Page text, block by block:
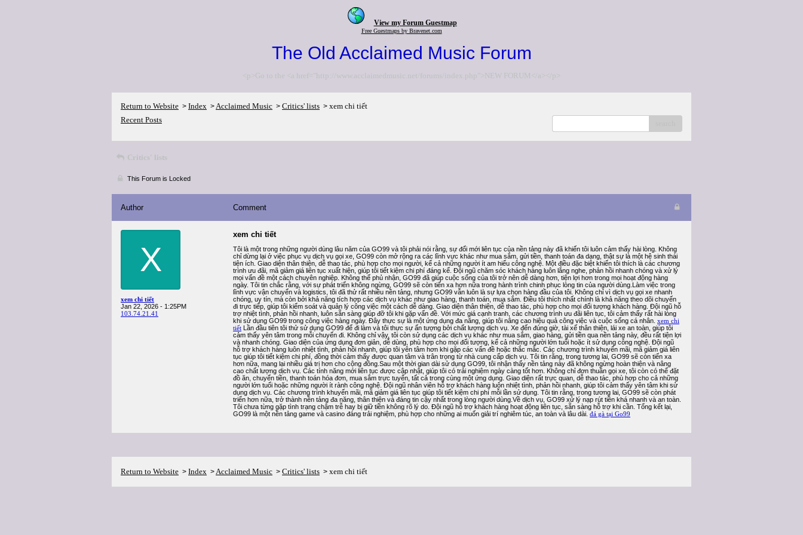
View my Forum Guestmap
Free Guestmaps by Bravenet.com
The Old Acclaimed Music Forum
<p>Go to the <a href="http://www.acclaimedmusic.net/forums/index.php">NEW FORUM</a></p>
Return to Website > Index >Acclaimed Music > Critics' lists > xem chi tiết
Recent Posts
Critics' lists
This Forum is Locked
Author Comment
X
xem chi tiết
Jan 22, 2026 - 1:25PM
103.74.21.41
xem chi tiết
Tôi là một trong những người dùng lâu năm của GO99 và tôi phải nói rằng, sự đổi mới liên tục của nền tảng này đã khiến tôi luôn cảm thấy hài lòng. Không
chỉ dừng lại ở việc phục vụ dịch vụ gọi xe, GO99 còn mở rộng ra các lĩnh vực khác như mua sắm, gửi tiền, thanh toán đa dạng, thật sự là một hệ sinh thái
tiện ích. Giao diện thân thiện, dễ thao tác, phù hợp cho mọi người, kể cả những người ít am hiểu công nghệ. Một điều đặc biệt khiến tôi thích là các chương
trình ưu đãi, mã giảm giá liên tục xuất hiện, giúp tôi tiết kiệm chi phí đáng kể. Đội ngũ chăm sóc khách hàng luôn lắng nghe, phản hồi nhanh chóng và xử lý
mọi vấn đề một cách chuyên nghiệp. Không thể phủ nhận, GO99 đã giúp cuộc sống của tôi trở nên dễ dàng hơn, tiện lợi hơn trong mọi hoạt động hàng
ngày. Tôi tin chắc rằng, với sự phát triển không ngừng, GO99 sẽ còn tiến xa hơn nữa trong hành trình chinh phục lòng tin của người dùng.Làm việc trong
lĩnh vực vận chuyển và logistics, tôi đã thử rất nhiều nền tảng, nhưng GO99 vẫn luôn là sự lựa chọn hàng đầu của tôi. Không chỉ vì dịch vụ gọi xe nhanh
chóng, uy tín, mà còn bởi khả năng tích hợp các dịch vụ khác như giao hàng, thanh toán, mua sắm. Điều tôi thích nhất chính là khả năng theo dõi chuyến
đi trực tiếp, giúp tôi kiểm soát và quản lý công việc một cách dễ dàng. Giao diện thân thiện, dễ thao tác, phù hợp cho mọi đối tượng khách hàng. Đội ngũ hỗ
trợ nhiệt tình, phản hồi nhanh, luôn sẵn sàng giúp đỡ tôi khi gặp vấn đề. Với mức giá cạnh tranh, các chương trình ưu đãi liên tục, tôi cảm thấy rất hài lòng
khi sử dụng GO99 trong công việc hàng ngày. Đây thực sự là một ứng dụng đa năng, giúp tôi nâng cao hiệu quả công việc và cuộc sống cá nhân. xem chi
tiết Lần đầu tiên tôi thử sử dụng GO99 để đi làm và tôi thực sự ấn tượng bởi chất lượng dịch vụ. Xe đến đúng giờ, tài xế thân thiện, lái xe an toàn, giúp tôi
cảm thấy yên tâm trong mỗi chuyến đi. Không chỉ vậy, tôi còn sử dụng các dịch vụ khác như mua sắm, giao hàng, gửi tiền qua nền tảng này, đều rất tiện lợi
và nhanh chóng. Giao diện của ứng dụng đơn giản, dễ dùng, phù hợp cho mọi đối tượng, kể cả những người lớn tuổi hoặc ít sử dụng công nghệ. Đội ngũ
hỗ trợ khách hàng luôn nhiệt tình, phản hồi nhanh, giúp tôi yên tâm hơn khi gặp các vấn đề hoặc thắc mắc. Các chương trình khuyến mãi, mã giảm giá liên
tục giúp tôi tiết kiệm chi phí, đồng thời cảm thấy được quan tâm và trân trọng từ nhà cung cấp dịch vụ. Tôi tin rằng, trong tương lai, GO99 sẽ còn tiến xa
hơn nữa, mang lại nhiều giá trị hơn cho cộng đồng.Sau một thời gian dài sử dụng GO99, tôi nhận thấy nền tảng này đã không ngừng hoàn thiện và nâng
cao chất lượng dịch vụ. Các tính năng mới liên tục được cập nhật, giúp tôi có trải nghiệm ngày càng tốt hơn. Không chỉ đơn thuần gọi xe, tôi còn có thể đặt
đồ ăn, chuyển tiền, thanh toán hóa đơn, mua sắm trực tuyến, tất cả trong cùng một ứng dụng. Giao diện rất trực quan, dễ thao tác, phù hợp cho cả những
người lớn tuổi hoặc những người ít rành công nghệ. Đội ngũ nhân viên hỗ trợ khách hàng luôn nhiệt tình, phản hồi nhanh, giúp tôi cảm thấy yên tâm khi sử
dụng dịch vụ. Các chương trình khuyến mãi, mã giảm giá liên tục giúp tôi tiết kiệm chi phí mỗi lần sử dụng. Tôi tin rằng, trong tương lai, GO99 sẽ còn phát
triển hơn nữa, trở thành nền tảng đa năng, thân thiện và đáng tin cậy nhất trong lòng người dùng.Về dịch vụ, GO99 xử lý nạp rút tiền khá nhanh và an toàn.
Tôi chưa từng gặp tình trạng chậm trễ hay bị giữ tiền không rõ lý do. Đội ngũ hỗ trợ khách hàng hoạt động liên tục, sẵn sàng hỗ trợ khi cần. Tổng kết lại,
GO99 là một nền tảng game và casino đáng trải nghiệm, phù hợp cho những ai muốn giải trí nghiêm túc, an toàn và lâu dài. đá gà tại Go99
Return to Website > Index >Acclaimed Music > Critics' lists > xem chi tiết